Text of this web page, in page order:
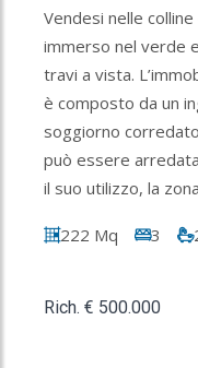
Vendesi nelle
immerso nel verde
travi a vista.
è composto da un
soggiorno
può essere
il suo utilizzo, la
222 Mq 3
Rich. € 500.000